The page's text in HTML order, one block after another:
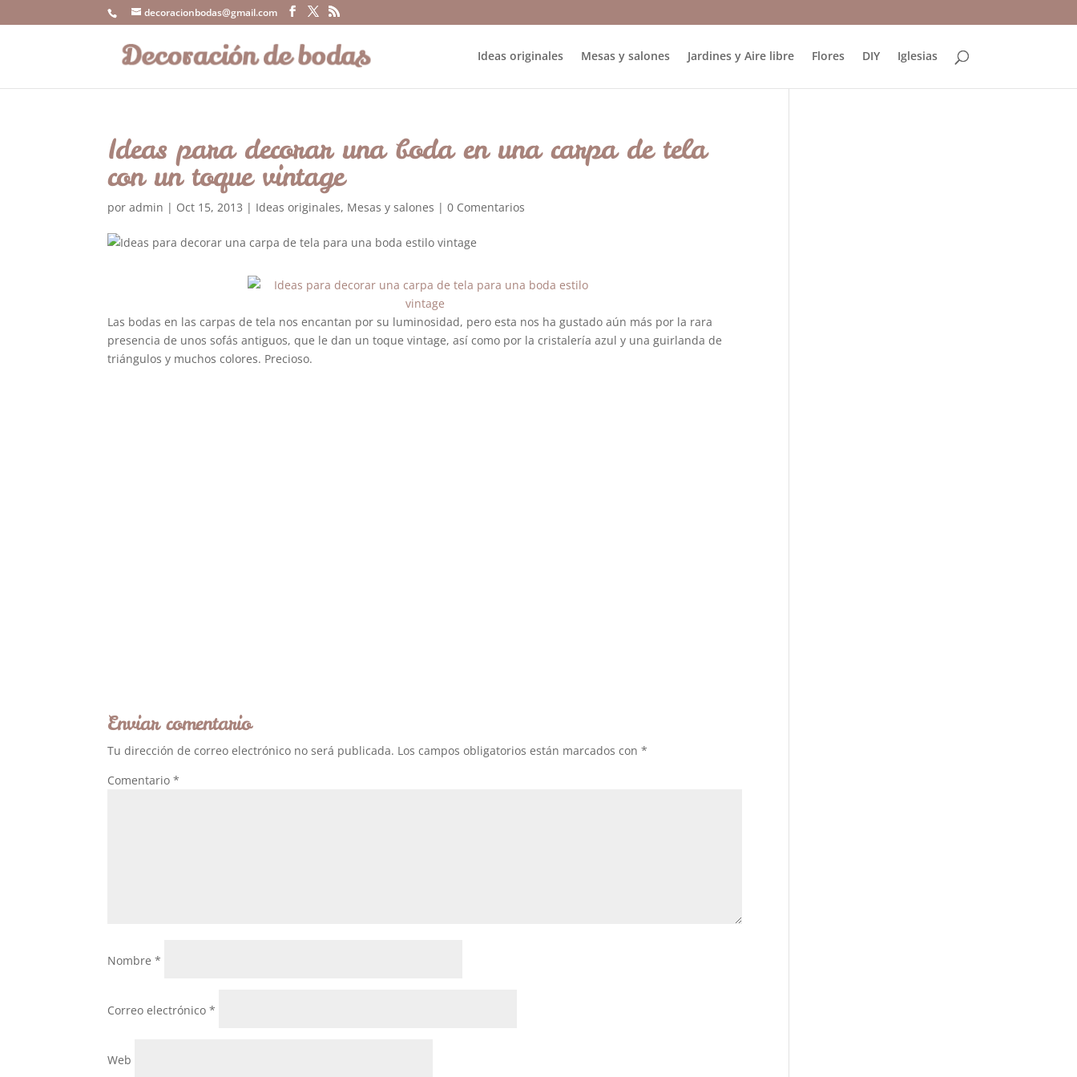
decoracionbodas@gmail.com
Ideas originales Mesas y salones Jardines y Aire libre Flores DIY Iglesias
Ideas para decorar una boda en una carpa de tela
con un toque vintage
poradmin | Oct 15, 2013 | Ideas originales, Mesas y salones |0 Comentarios
Las bodas en las carpas de tela nos encantan por su luminosidad, pero esta nos ha gustado aún más por la rara
presencia de unos sofás antiguos, que le dan un toque vintage, así como por la cristalería azul y una guirlanda de
triángulos y muchos colores. Precioso.
Enviar comentario
Tu dirección de correo electrónico no será publicada. Los campos obligatorios están marcados con*
Comentario*
Nombre*
Correo electrónico*
Web